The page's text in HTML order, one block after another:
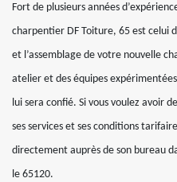
Fort de plusieurs années
charpentier DF Toiture, 65 est celui
et l’assemblage de votre nouvelle
atelier et des équipes
lui sera confié. Si vous voulez avoir
ses services et ses conditions
directement auprès de son bureau
le 65120.